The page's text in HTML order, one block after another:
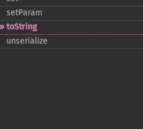
setParam
toString
unserialize